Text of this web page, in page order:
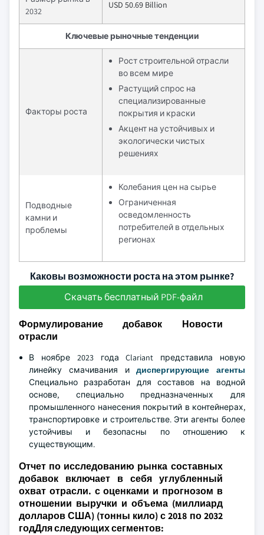
2032
USD 50.69 Billion
Ключевые рыночные тенденции
Факторы роста
Рост строительной отрасли
во всем мире
Растущий спрос на
специализированные
покрытия и краски
Акцент на устойчивых и
экологически чистых
решениях
Подводные
камни и
проблемы
Колебания цен на сырье
Ограниченная
осведомленность
потребителей в отдельных
регионах
Каковы возможности роста на этом рынке?
Скачать бесплатный PDF-файл
Формулирование добавок Новости
отрасли
В ноябре 2023 года Clariant представила новую
линейку смачивания идиспергирующие агенты
Специально разработан для составов на водной
основе, специально предназначенных для
промышленного нанесения покрытий в контейнерах,
транспортировке и строительстве. Эти агенты более
устойчивы и безопасны по отношению к
существующим.
Отчет по исследованию рынка составных
добавок включает в себя углубленный
охват отрасли. с оценками и прогнозом в
отношении выручки и объема (миллиард
долларов США) (тонны кило) с 2018 по 2032
годДля следующих сегментов: